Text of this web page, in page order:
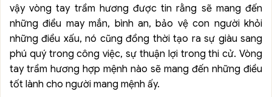
vậy vòng tay trầm hương được tin rằng sẽ mang đến
những điều may mắn, bình an, bảo vệ con người khỏi
những điều xấu, nó cũng đồng thời tạo ra sự giàu sang
phú quý trong công việc, sự thuận lợi trong thi cử. Vòng
tay trầm hương hợp mệnh nào sẽ mang đến những điều
tốt lành cho người mang mệnh ấy.